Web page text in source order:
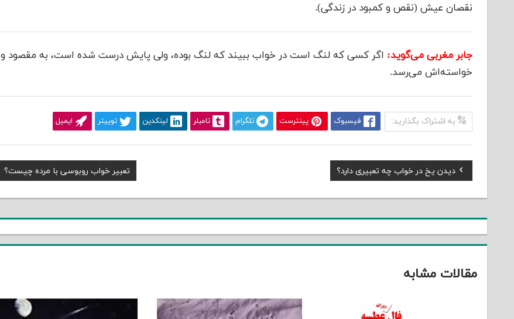
نقصان عیش (نقص و کمبود در زندگی).
جابر مغربی می‌گوید: اگر کسی که لنگ است در خواب ببیند که لنگ بوده، ولی پایش درست شده است، به مقصود و
خواسته‌اش می‌رسد.
به اشتراک بگذارید: فیسبوک پینترست تلگرام تامبلر لینکدین توییتر ایمیل
راهبری
نوشته
Previous
Post:
دیدن یخ در خواب چه تعبیری دارد؟
Next
Post:
تعبیر خواب روبوسی با مرده چیست؟
مقالات مشابه